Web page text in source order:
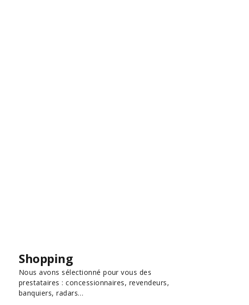
Shopping
Nous avons sélectionné pour vous des
prestataires : concessionnaires, revendeurs,
banquiers, radars…